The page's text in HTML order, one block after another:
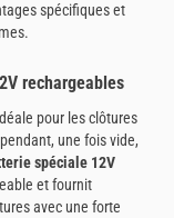
spécifiques et
rechargeables
pour les clôtures
une fois vide,
spéciale 12V
et fournit
avec une forte